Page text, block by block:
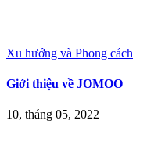
Xu hướng và Phong cách
Giới thiệu về JOMOO
10, tháng 05, 2022